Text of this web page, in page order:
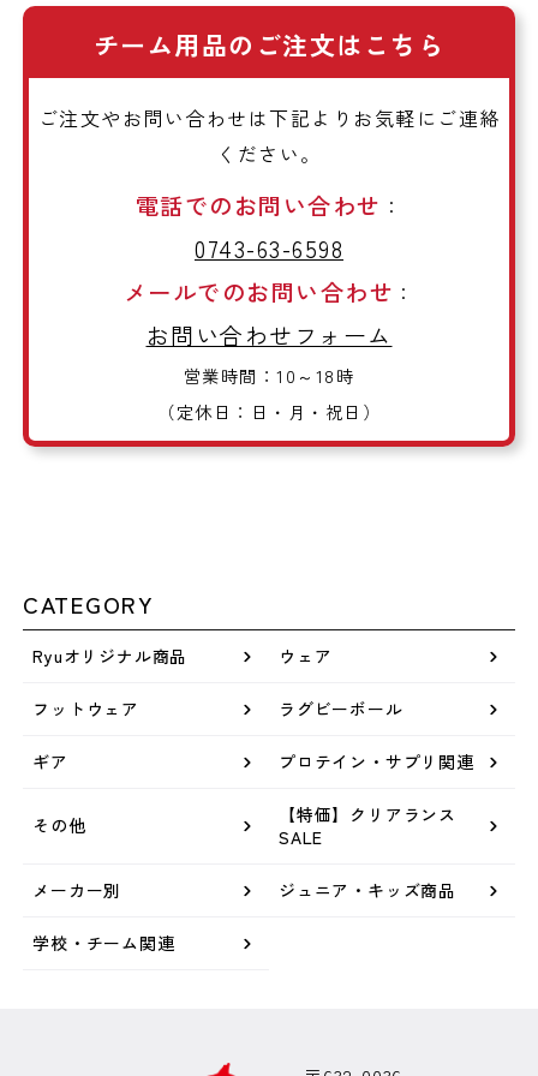
チーム用品のご注文はこちら
ご注文やお問い合わせは下記よりお気軽にご連絡
ください。
電話でのお問い合わせ ：
0743-63-6598
メールでのお問い合わせ ：
お問い合わせフォーム
営業時間：10～18時
（定休日：日・月・祝日）
CATEGORY
Ryuオリジナル商品 ウェア
フットウェア ラグビーボール
ギア プロテイン・サプリ関連
その他
【特価】クリアランス
SALE
メーカー別 ジュニア・キッズ商品
学校・チーム関連